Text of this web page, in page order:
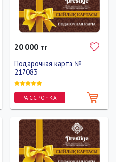
20 000 тг
Подарочная карта №
217083
РАССРОЧКА